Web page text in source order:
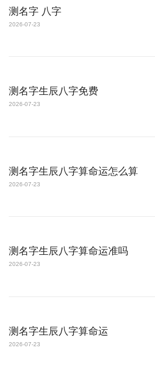
测名字 八字
2026-07-23
测名字生辰八字免费
2026-07-23
测名字生辰八字算命运怎么算
2026-07-23
测名字生辰八字算命运准吗
2026-07-23
测名字生辰八字算命运
2026-07-23